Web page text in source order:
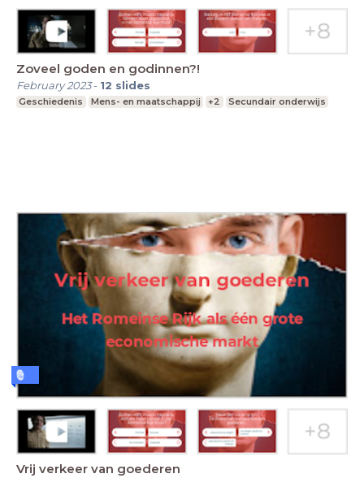
Zoveel goden en godinnen?!
February 2023- 12 slides
Geschiedenis Mens- en maatschappij +2 Secundair onderwijs
Vrij verkeer van goederen